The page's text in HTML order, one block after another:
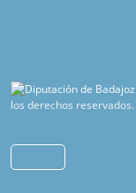
los derechos reservados.